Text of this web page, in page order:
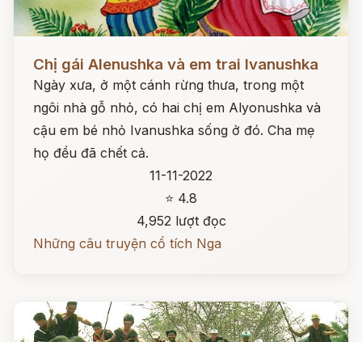
Chị gái Alenushka và em trai Ivanushka
Ngày xưa, ở một cánh rừng thưa, trong một
ngôi nhà gỗ nhỏ, có hai chị em Alyonushka và
cậu em bé nhỏ Ivanushka sống ở đó. Cha mẹ
họ đều đã chết cả.
11-11-2022
⭐ 4.8
4,952 lượt đọc
Những câu truyện cổ tích Nga